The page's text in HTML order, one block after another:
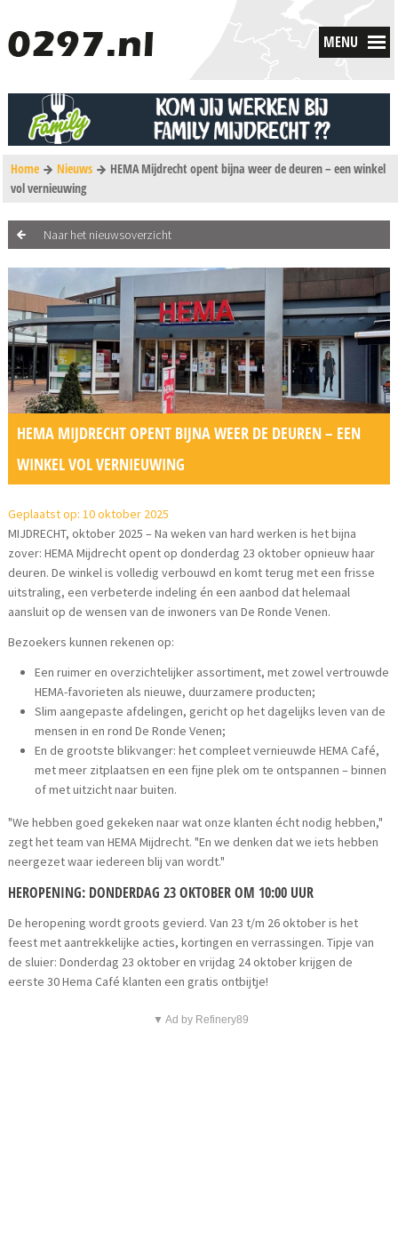
MENU
Home Nieuws
HEMA Mijdrecht opent bijna weer de deuren – een winkel
vol vernieuwing
Naar het nieuwsoverzicht
HEMA MIJDRECHT OPENT BIJNA WEER DE DEUREN – EEN
WINKEL VOL VERNIEUWING
Geplaatst op: 10 oktober 2025
MIJDRECHT, oktober 2025 – Na weken van hard werken is het bijna
zover: HEMA Mijdrecht opent op donderdag 23 oktober opnieuw haar
deuren. De winkel is volledig verbouwd en komt terug met een frisse
uitstraling, een verbeterde indeling én een aanbod dat helemaal
aansluit op de wensen van de inwoners van De Ronde Venen.
Bezoekers kunnen rekenen op:
Een ruimer en overzichtelijker assortiment, met zowel vertrouwde
HEMA-favorieten als nieuwe, duurzamere producten;
Slim aangepaste afdelingen, gericht op het dagelijks leven van de
mensen in en rond De Ronde Venen;
En de grootste blikvanger: het compleet vernieuwde HEMA Café,
met meer zitplaatsen en een fijne plek om te ontspannen – binnen
of met uitzicht naar buiten.
"We hebben goed gekeken naar wat onze klanten écht nodig hebben,"
zegt het team van HEMA Mijdrecht. "En we denken dat we iets hebben
neergezet waar iedereen blij van wordt."
HEROPENING: DONDERDAG 23 OKTOBER OM 10:00 UUR
De heropening wordt groots gevierd. Van 23 t/m 26 oktober is het
feest met aantrekkelijke acties, kortingen en verrassingen. Tipje van
de sluier: Donderdag 23 oktober en vrijdag 24 oktober krijgen de
eerste 30 Hema Café klanten een gratis ontbijtje!
▼ Ad by Refinery89